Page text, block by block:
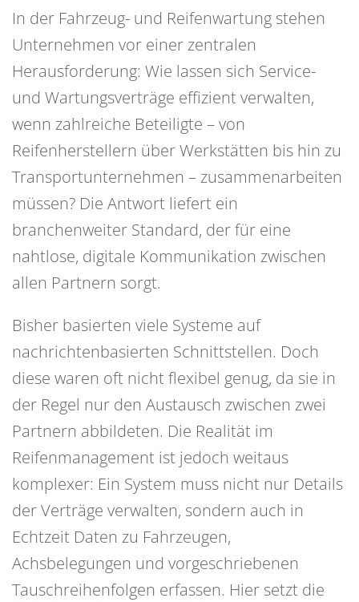
In der Fahrzeug- und Reifenwartung stehen
Unternehmen vor einer zentralen
Herausforderung: Wie lassen sich Service-
und Wartungsverträge effizient verwalten,
wenn zahlreiche Beteiligte – von
Reifenherstellern über Werkstätten bis hin zu
Transportunternehmen – zusammenarbeiten
müssen? Die Antwort liefert ein
branchenweiter Standard, der für eine
nahtlose, digitale Kommunikation zwischen
allen Partnern sorgt.
Bisher basierten viele Systeme auf
nachrichtenbasierten Schnittstellen. Doch
diese waren oft nicht flexibel genug, da sie in
der Regel nur den Austausch zwischen zwei
Partnern abbildeten. Die Realität im
Reifenmanagement ist jedoch weitaus
komplexer: Ein System muss nicht nur Details
der Verträge verwalten, sondern auch in
Echtzeit Daten zu Fahrzeugen,
Achsbelegungen und vorgeschriebenen
Tauschreihenfolgen erfassen. Hier setzt die